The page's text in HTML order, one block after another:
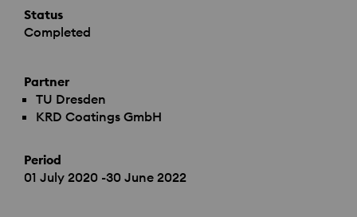
Status
Completed
Partner
TU Dresden
KRD Coatings GmbH
Period
01 July 2020 -30 June 2022